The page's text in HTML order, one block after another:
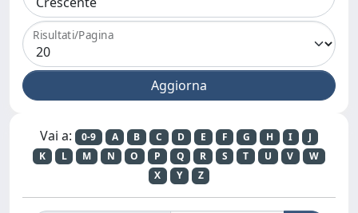
Risultati/Pagina
Vai a: 0-9 A B C D E F G H I
J
K
L M N O P Q R S T U V
W
X
Y Z